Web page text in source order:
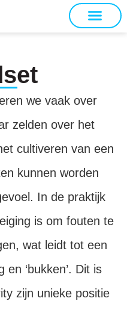
we vaak over
zelden over het
cultiveren van een
kunnen worden
In de praktijk
is om fouten te
wat leidt tot een
‘bukken’. Dit is
zijn unieke positie